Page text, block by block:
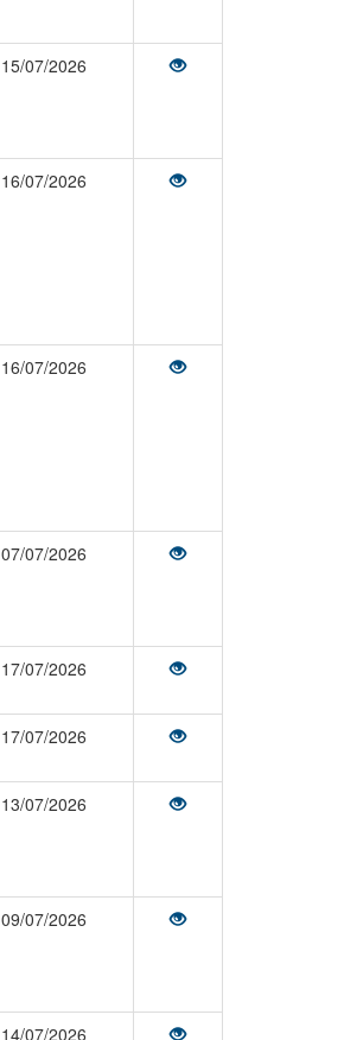
15/07/2026
16/07/2026
16/07/2026
07/07/2026
17/07/2026
17/07/2026
13/07/2026
09/07/2026
14/07/2026